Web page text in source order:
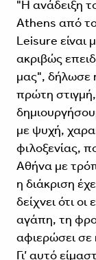
"Η ανάδειξη
Athens από
Leisure είναι
ακριβώς
μας", δήλωσε
πρώτη
με ψυχή,
φιλοξενίας,
Αθήνα με
η διάκριση
δείχνει ότι
αγάπη, τη
αφιερώσει σε
Γι’ αυτό